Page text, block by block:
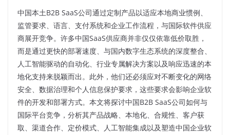
中国本土B2B SaaS公司通过定制产品以适应本地商业惯例、
监管要求、语言、支付系统和企业工作流程，与国际软件供应
商展开竞争。许多中国SaaS供应商并非仅仅依靠低价取胜，
而是通过更快的部署速度、与国内数字生态系统的深度整合、
人工智能驱动的自动化、行业专属解决方案以及响应迅速的本
地化支持来脱颖而出。此外，他们还必须应对不断变化的网络
安全、数据治理和个人信息保护要求，这些要求会影响企业软
件的开发和部署方式。本文将探讨中国B2B SaaS公司如何与
国际平台竞争，分析其产品战略、本地化、合规性、客户获
取、渠道合作、定价模式、人工智能集成以及塑造中国企业软